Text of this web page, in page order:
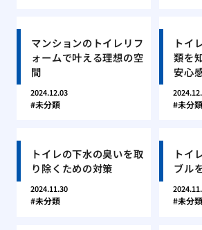
マンションのトイレリフ
ォームで叶える理想の空
間
2024.12.03
未分類
トイ
類を
安心
未分類
トイレの下水の臭いを取
り除くための対策
2024.11.30
未分類
トイ
ブル
未分類